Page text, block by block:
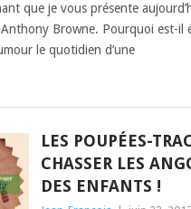
que je vous présente
Anthony Browne. Pourquoi est-il
le quotidien d’une
LES POUPÉES-
CHASSER LES
DES ENFANTS !